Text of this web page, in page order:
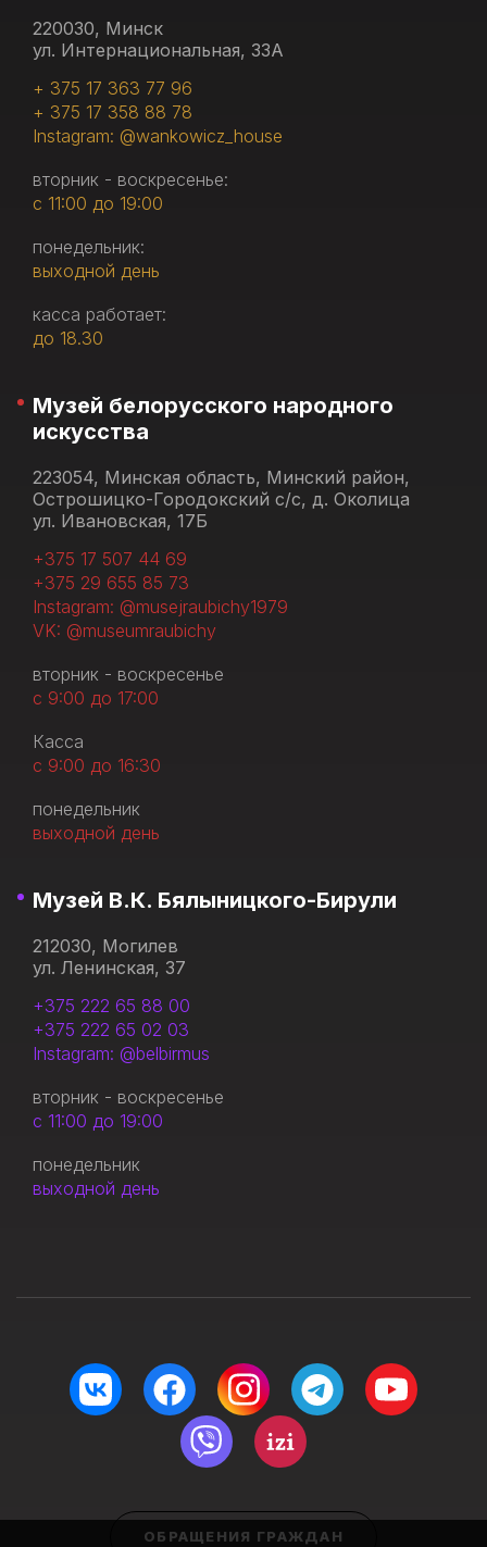
220030, Минск
ул. Интернациональная, 33А
+ 375 17 363 77 96
+ 375 17 358 88 78
Instagram: @wankowicz_house
вторник - воскресенье:
с 11:00 до 19:00
понедельник:
выходной день
касса работает:
до 18.30
Музей белорусского народного
искусства
223054, Минская область, Минский район,
Острошицко-Городокский с/с, д. Околица
ул. Ивановская, 17Б
+375 17 507 44 69
+375 29 655 85 73
Instagram: @musejraubichy1979
VK: @museumraubichy
вторник - воскресенье
с 9:00 до 17:00
Касса
с 9:00 до 16:30
понедельник
выходной день
Музей В.К. Бялыницкого-Бирули
212030, Могилев
ул. Ленинская, 37
+375 222 65 88 00
+375 222 65 02 03
Instagram: @belbirmus
вторник - воскресенье
с 11:00 до 19:00
понедельник
выходной день
ОБРАЩЕНИЯ ГРАЖДАН